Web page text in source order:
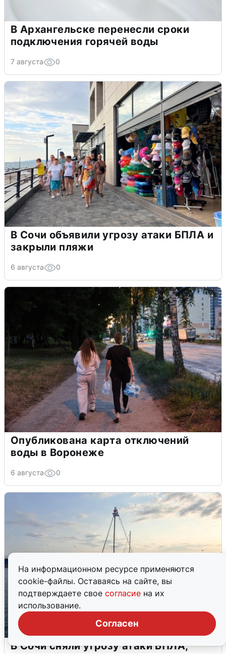
На информационном ресурсе применяются
cookie-файлы. Оставаясь на сайте, вы
подтверждаете свое согласие на их
использование.
Согласен
В Архангельске перенесли сроки
подключения горячей воды
7 августа 0
В Сочи объявили угрозу атаки БПЛА и
закрыли пляжи
6 августа 0
Опубликована карта отключений
воды в Воронеже
6 августа 0
В Сочи сняли угрозу атаки БПЛА,